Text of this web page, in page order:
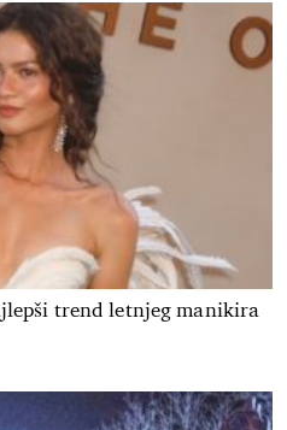
trend letnjeg manikira